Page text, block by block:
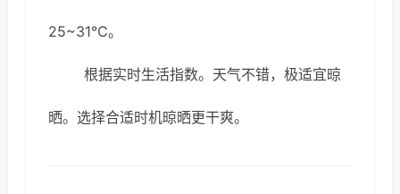
25~31℃。
根据实时生活指数。天气不错，极适宜晾
晒。选择合适时机晾晒更干爽。